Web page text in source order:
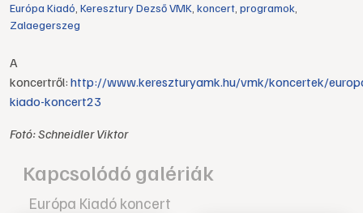
Európa Kiadó Keresztury Dezső VMK koncert programok
Zalaegerszeg
A
koncertről: http://www.kereszturyamk.hu/vmk/koncertek/
kiado-koncert23
Fotó: Schneidler Viktor
Kapcsolódó galériák
Európa Kiadó koncert